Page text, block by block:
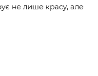
не лише красу, але